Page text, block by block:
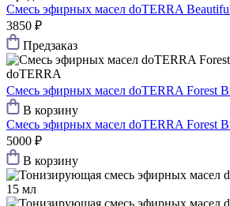
Смесь эфирных масел doTERRA
3850 ₽
Предзаказ
doTERRA
Смесь эфирных масел doTERRA Forest
В корзину
Смесь эфирных масел doTERRA Forest
5000 ₽
В корзину